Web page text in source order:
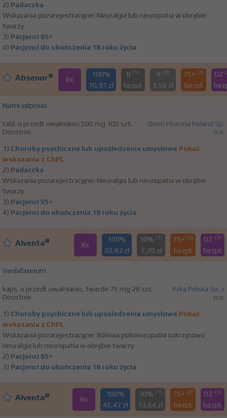
2) Padaczka
Wskazania pozarejestracyjne: Neuralgia lub neuropatia w obrębie
twarzy
3) Pacjenci 65+
4) Pacjenci do ukończenia 18 roku życia
Absenor® Rx
100%
70,91 zł
B (1)
bezpł.
R (2)
3,56 zł
75+ (3)
bezpł.
DZ
Natrii valproas
tabl. o przedł. uwalnianiu 500 mg 100 szt.
Doustnie
Orion Pharma Poland Sp.
o.o.
1) Choroby psychiczne lub upośledzenia umysłowe Pokaż
wskazania z ChPL
2) Padaczka
Wskazania pozarejestracyjne: Neuralgia lub neuropatia w obrębie
twarzy
3) Pacjenci 65+
4) Pacjenci do ukończenia 18 roku życia
Alventa® Rx
100%
22,83 zł
30% (1)
7,20 zł
75+ (2)
bezpł.
DZ (3)
bezpł.
Venlafaxinum
kaps. o przedł. uwalnianiu, twarde 75 mg 28 szt.
Doustnie
Krka Polska Sp. z
o.o.
1) Choroby psychiczne lub upośledzenia umysłowe Pokaż
wskazania z ChPL
Wskazania pozarejestracyjne: Bólowa polineuropatia cukrzycowa;
neuralgia lub neuropatia w obrębie twarzy
2) Pacjenci 65+
3) Pacjenci do ukończenia 18 roku życia
Alventa® Rx
100%
45,47 zł
30% (1)
13,64 zł
75+ (2)
bezpł.
DZ (3)
bezpł.